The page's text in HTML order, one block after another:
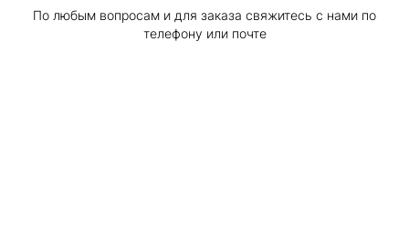
По любым вопросам и для заказа свяжитесь с нами по
телефону или почте